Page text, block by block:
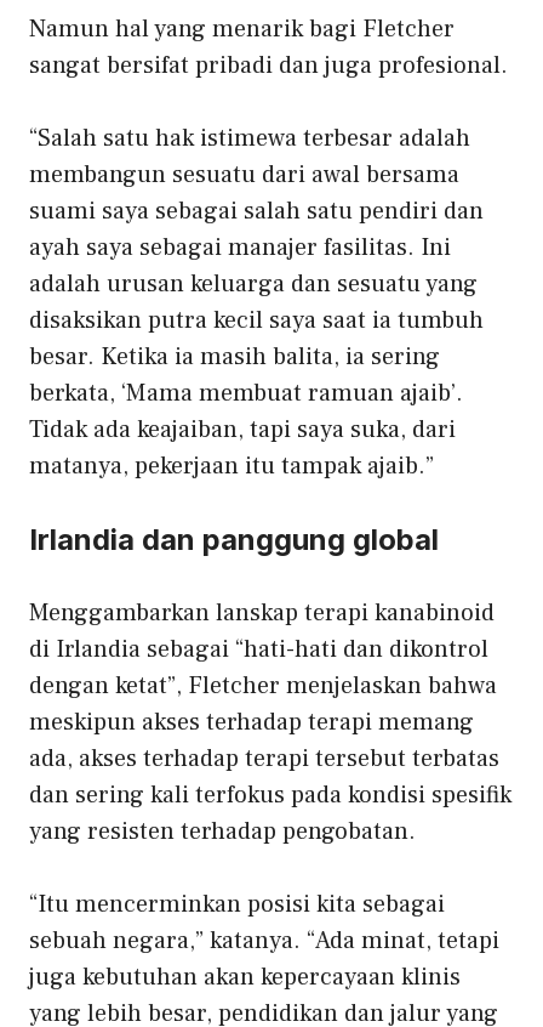
Namun hal yang menarik bagi Fletcher
sangat bersifat pribadi dan juga profesional.
“Salah satu hak istimewa terbesar adalah
membangun sesuatu dari awal bersama
suami saya sebagai salah satu pendiri dan
ayah saya sebagai manajer fasilitas. Ini
adalah urusan keluarga dan sesuatu yang
disaksikan putra kecil saya saat ia tumbuh
besar. Ketika ia masih balita, ia sering
berkata, ‘Mama membuat ramuan ajaib’.
Tidak ada keajaiban, tapi saya suka, dari
matanya, pekerjaan itu tampak ajaib.”
Irlandia dan panggung global
Menggambarkan lanskap terapi kanabinoid
di Irlandia sebagai “hati-hati dan dikontrol
dengan ketat”, Fletcher menjelaskan bahwa
meskipun akses terhadap terapi memang
ada, akses terhadap terapi tersebut terbatas
dan sering kali terfokus pada kondisi spesifik
yang resisten terhadap pengobatan.
“Itu mencerminkan posisi kita sebagai
sebuah negara,” katanya. “Ada minat, tetapi
juga kebutuhan akan kepercayaan klinis
yang lebih besar, pendidikan dan jalur yang